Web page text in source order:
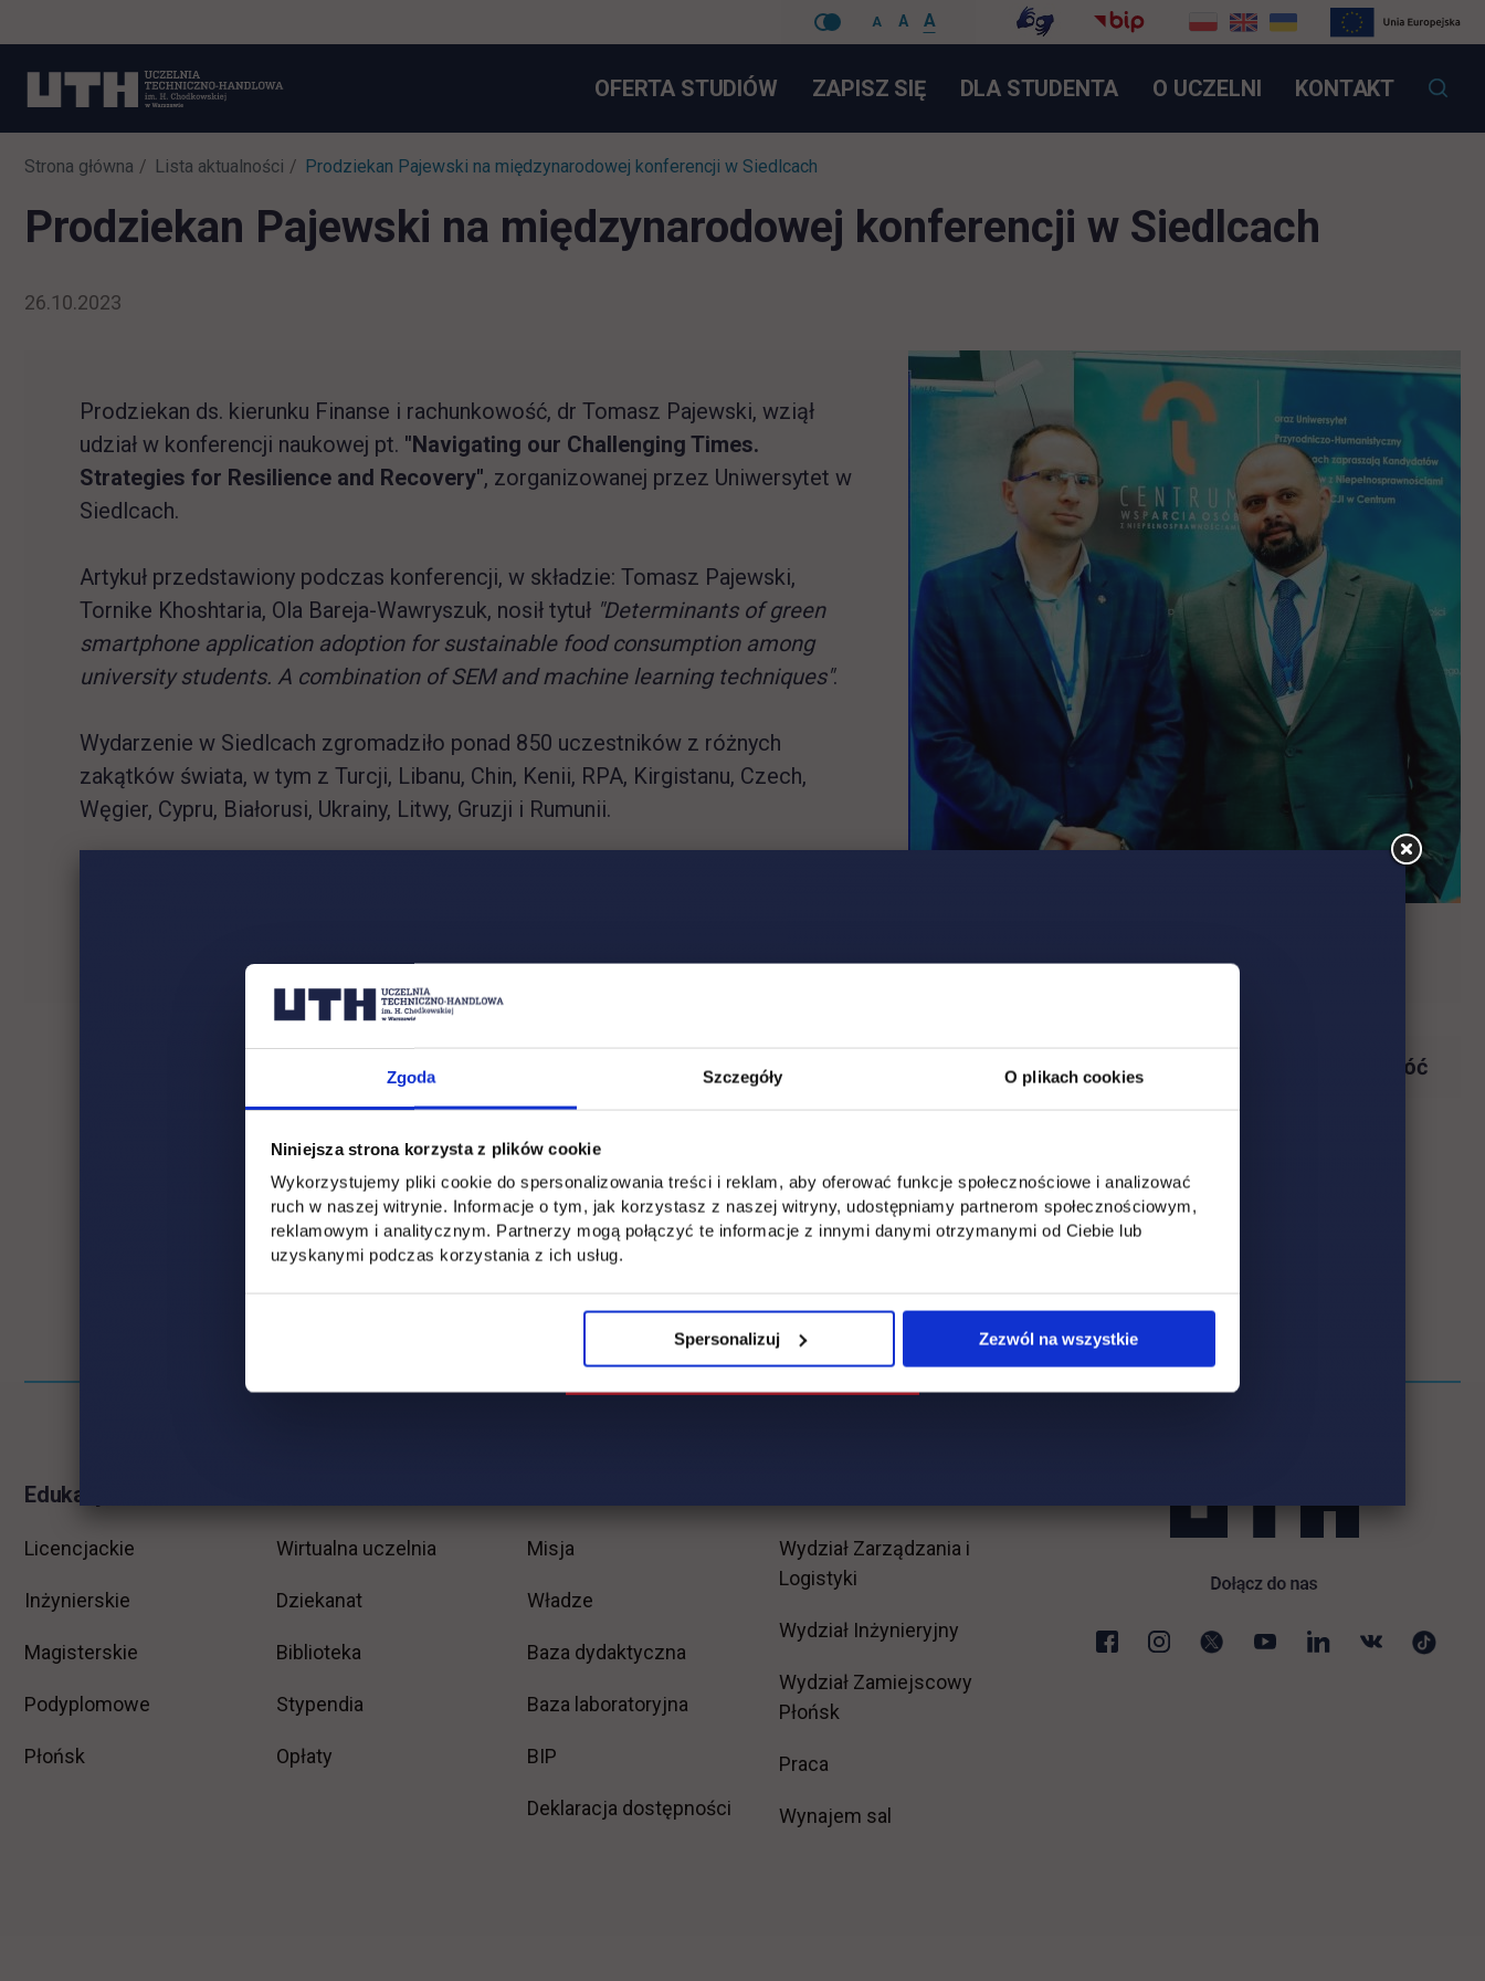
Zgoda Szczegóły O plikach cookies
Niniejsza strona korzysta z plików cookie
Wykorzystujemy pliki cookie do spersonalizowania treści i reklam, aby oferować funkcje społecznościowe i analizować
ruch w naszej witrynie. Informacje o tym, jak korzystasz z naszej witryny, udostępniamy partnerom społecznościowym,
reklamowym i analitycznym. Partnerzy mogą połączyć te informacje z innymi danymi otrzymanymi od Ciebie lub
uzyskanymi podczas korzystania z ich usług.
Spersonalizuj Zezwól na wszystkie
A A A
nawigacje
OFERTA STUDIÓW ZAPISZ SIĘLINK OTWIERA SIĘ W NOWEJ KARCIE
DLA STUDENTA O UCZELNI KONTAKT
Strona główna Lista aktualności Prodziekan Pajewski na międzynarodowej konferencji w Siedlcach
Prodziekan Pajewski na międzynarodowej konferencji w Siedlcach
26.10.2023
Prodziekan ds. kierunku Finanse i rachunkowość, dr Tomasz Pajewski, wziął
udział w konferencji naukowej pt. "Navigating our Challenging Times.
Strategies for Resilience and Recovery", zorganizowanej przez Uniwersytet w
Siedlcach.
Artykuł przedstawiony podczas konferencji, w składzie: Tomasz Pajewski,
Tornike Khoshtaria, Ola Bareja-Wawryszuk, nosił tytuł "Determinants of green
smartphone application adoption for sustainable food consumption among
university students. A combination of SEM and machine learning techniques".
Wydarzenie w Siedlcach zgromadziło ponad 850 uczestników z różnych
zakątków świata, w tym z Turcji, Libanu, Chin, Kenii, RPA, Kirgistanu, Czech,
Węgier, Cypru, Białorusi, Ukrainy, Litwy, Gruzji i Rumunii.
Wróć
Edukacja
Licencjackie
Inżynierskie
Magisterskie
Podyplomowe
Płońsk
Wirtualna uczelnia
Dziekanat
Biblioteka
Stypendia
Opłaty
Misja
Władze
Baza dydaktyczna
Baza laboratoryjna
BIP link otwiera się w nowej karcie
Deklaracja dostępności
Wydział Zarządzania i
Logistyki
Wydział Inżynieryjny
Wydział Zamiejscowy
Płońsk
Pracalink otwiera się w nowej karcie
Wynajem sal